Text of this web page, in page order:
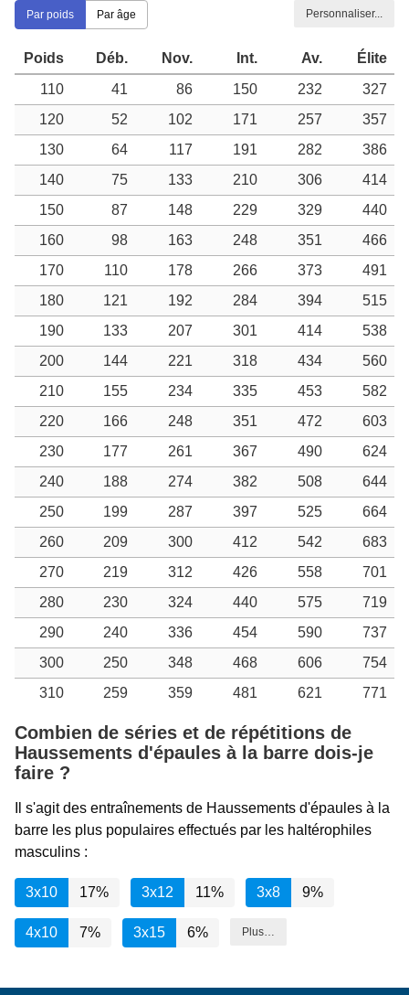
Par poids Par âge Personnaliser...
Poids Déb. Nov. Int. Av.
Élite
110
41 86 150 232
327
120
52 102 171 257
357
130
64 117 191 282
386
140
75 133 210 306
414
150
87 148 229 329
440
160
98 163 248 351
466
170
110 178 266 373
491
180
121 192 284 394
515
190
133 207 301 414
538
200
144 221 318 434
560
210
155 234 335 453
582
220
166 248 351 472
603
230
177 261 367 490
624
240
188 274 382 508
644
250
199 287 397 525
664
260
209 300 412 542
683
270
219 312 426 558
701
280
230 324 440 575
719
290
240 336 454 590
737
300
250 348 468 606
754
310
259 359 481 621 771
Combien de séries et de répétitions de
Haussements d'épaules à la barre dois-je
faire ?
Il s'agit des entraînements de Haussements d'épaules à la
barre les plus populaires effectués par les haltérophiles
masculins :
3x10 17% 3x12 11% 3x8 9%
4x10 7% 3x15 6% Plus…